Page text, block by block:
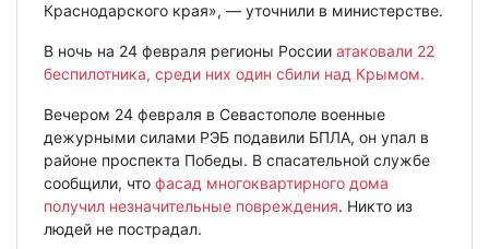
Краснодарского края», — уточнили в министерстве.
В ночь на 24 февраля регионы России атаковали 22
беспилотника, среди них один сбили над Крымом.
Вечером 24 февраля в Севастополе военные
дежурными силами РЭБ подавили БПЛА, он упал в
районе проспекта Победы. В спасательной службе
сообщили, что фасад многоквартирного дома
получил незначительные повреждения. Никто из
людей не пострадал.